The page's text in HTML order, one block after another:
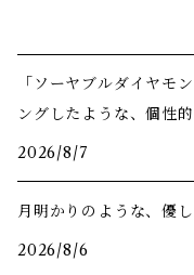
「ソーヤブルダイヤモ
ングしたような、個性
2026/8/7
月明かりのような、優
2026/8/6